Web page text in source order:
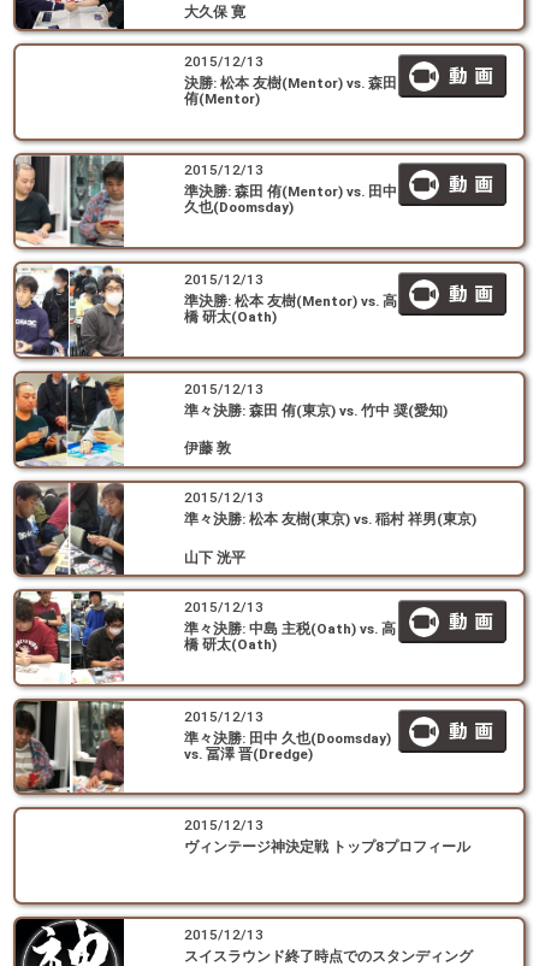
大久保 寛
2015/12/13
決勝: 松本 友樹(Mentor) vs. 森田
侑(Mentor)
2015/12/13
準決勝: 森田 侑(Mentor) vs. 田中
久也(Doomsday)
2015/12/13
準決勝: 松本 友樹(Mentor) vs. 高
橋 研太(Oath)
2015/12/13
準々決勝: 森田 侑(東京) vs. 竹中 奨(愛知)
伊藤 敦
2015/12/13
準々決勝: 松本 友樹(東京) vs. 稲村 祥男(東京)
山下 洸平
2015/12/13
準々決勝: 中島 主税(Oath) vs. 高
橋 研太(Oath)
2015/12/13
準々決勝: 田中 久也(Doomsday)
vs. 冨澤 晋(Dredge)
2015/12/13
ヴィンテージ神決定戦 トップ8プロフィール
2015/12/13
スイスラウンド終了時点でのスタンディング